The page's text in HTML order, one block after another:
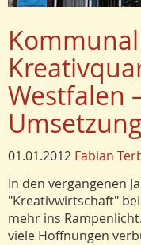
Westfalen
01.01.2012 Fabian
In den vergangenen
"Kreativwirtschaft"
mehr ins
viele Hoffnungen